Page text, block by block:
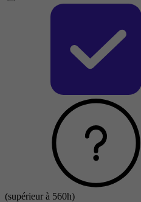
(supérieur à 560h)